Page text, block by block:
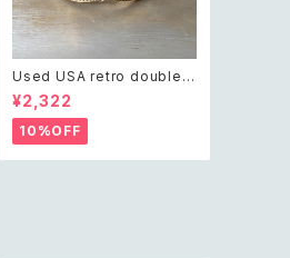
Used USA retro double c
ross crystal bijou bangle
レトロ アメリカ ユーズド アク
セサリー ゴールド ダブル クロ
ス ビジュー バングル
¥2,322
10%OFF